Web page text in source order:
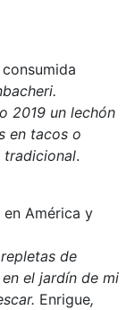
2019 un lechón
en tacos o
tradicional.
América y
de
el jardín de mi
Enrigue,